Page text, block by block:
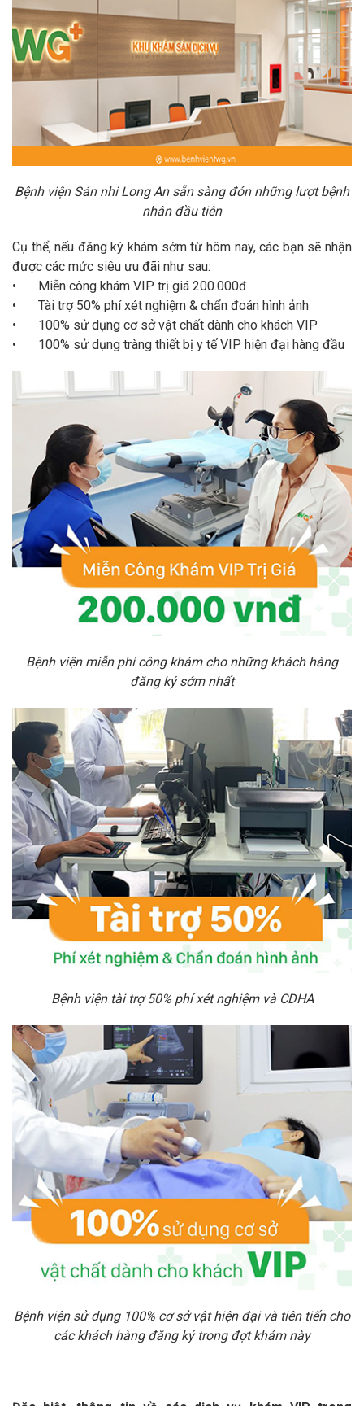
Bệnh viện Sản nhi Long An sẵn sàng đón những lượt bệnh
nhân đầu tiên
Cụ thể, nếu đăng ký khám sớm từ hôm nay, các bạn sẽ nhận
được các mức siêu ưu đãi như sau:
•
Miễn công khám VIP trị giá 200.000đ
•
Tài trợ 50% phí xét nghiệm & chẩn đoán hình ảnh
•
100% sử dụng cơ sở vật chất dành cho khách VIP
•
100% sử dụng tràng thiết bị y tế VIP hiện đại hàng đầu
Bệnh viện miễn phí công khám cho những khách hàng
đăng ký sớm nhất
Bệnh viện tài trợ 50% phí xét nghiệm và CDHA
Bệnh viện sử dụng 100% cơ sở vật hiện đại và tiên tiến cho
các khách hàng đăng ký trong đợt khám này